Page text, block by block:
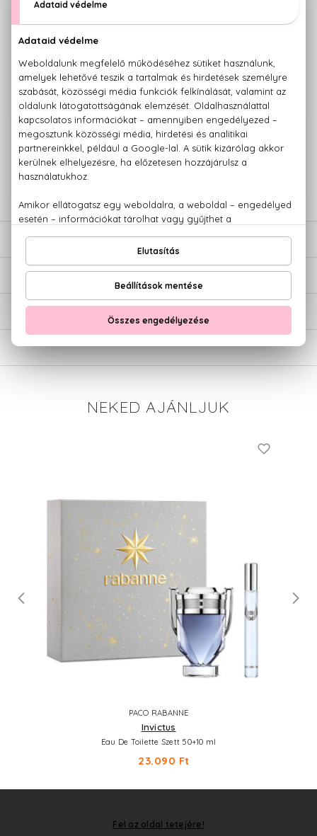
50 ml
100 ml
KAPCSOLÓDÓ TERMÉKEK
100% eredeti termékek,14 napos visszaküldési garanciával
Kérdésed van, elakadtál? Hívd ügyfélszolgálatunkat:
779 1926
LEÍRÁS
ÉRTÉKELÉSEK (0)
SZÁLLÍTÁS
NEKED AJÁNLJUK
PACO RABANNE
Invictus
Eau De Toilette Szett 50+10 ml
23.090 Ft
Fel az oldal tetejére!